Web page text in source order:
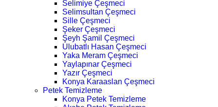
Selimiye Çeşmeci
Selimsultan Çeşmeci
Sille Çeşmeci
Şeker Çeşmeci
Şeyh Şamil Çeşmeci
Ulubatlı Hasan Çeşmeci
Yaka Meram Çeşmeci
Yaylapınar Çeşmeci
Yazır Çeşmeci
Konya Karaaslan Çeşmeci
Petek Temizleme
Konya Petek Temizleme